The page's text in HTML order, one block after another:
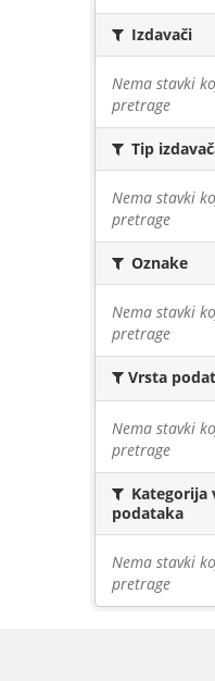
Izdavači
Nema stavki
pretrage
Tip
Nema stavki
pretrage
Oznake
Nema stavki
pretrage
Vrsta
Nema stavki
pretrage
podataka
Nema stavki
pretrage